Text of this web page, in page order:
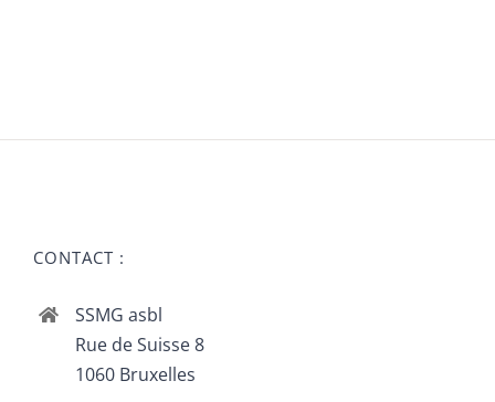
CONTACT :
SSMG asbl
Rue de Suisse 8
1060 Bruxelles